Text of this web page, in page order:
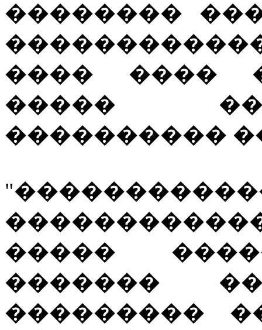
��������
���� ����
�����
����������
�����
�������
���������